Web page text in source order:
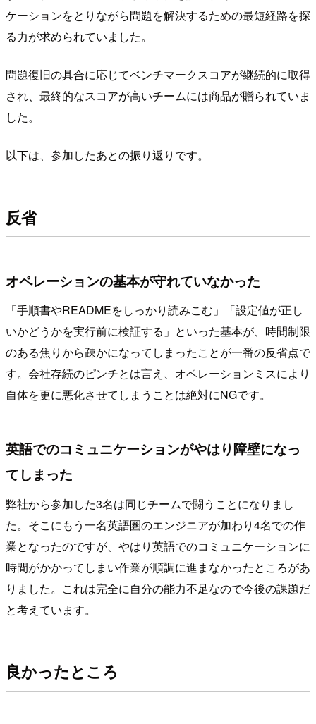
ケーションをとりながら問題を解決するための最短経路を探
る力が求められていました。
問題復旧の具合に応じてベンチマークスコアが継続的に取得
され、最終的なスコアが高いチームには商品が贈られていま
した。
以下は、参加したあとの振り返りです。
反省
オペレーションの基本が守れていなかった
「手順書やREADMEをしっかり読みこむ」「設定値が正し
いかどうかを実行前に検証する」といった基本が、時間制限
のある焦りから疎かになってしまったことが一番の反省点で
す。会社存続のピンチとは言え、オペレーションミスにより
自体を更に悪化させてしまうことは絶対にNGです。
英語でのコミュニケーションがやはり障壁になっ
てしまった
弊社から参加した3名は同じチームで闘うことになりまし
た。そこにもう一名英語圏のエンジニアが加わり4名での作
業となったのですが、やはり英語でのコミュニケーションに
時間がかかってしまい作業が順調に進まなかったところがあ
りました。これは完全に自分の能力不足なので今後の課題だ
と考えています。
良かったところ